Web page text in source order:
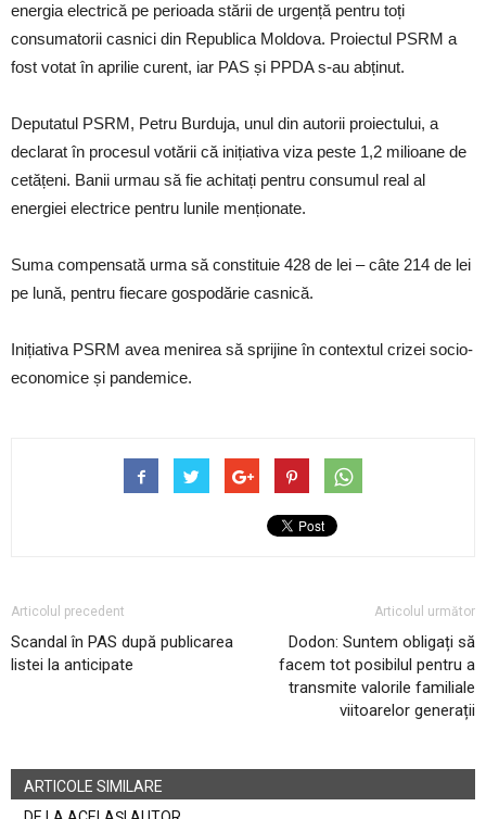
energia electrică pe perioada stării de urgență pentru toți
consumatorii casnici din Republica Moldova. Proiectul PSRM a
fost votat în aprilie curent, iar PAS și PPDA s-au abținut.
Deputatul PSRM, Petru Burduja, unul din autorii proiectului, a
declarat în procesul votării că inițiativa viza peste 1,2 milioane de
cetățeni. Banii urmau să fie achitați pentru consumul real al
energiei electrice pentru lunile menționate.
Suma compensată urma să constituie 428 de lei – câte 214 de lei
pe lună, pentru fiecare gospodărie casnică.
Inițiativa PSRM avea menirea să sprijine în contextul crizei socio-
economice și pandemice.
Articolul precedent
Scandal în PAS după publicarea
listei la anticipate
Articolul următor
Dodon: Suntem obligați să
facem tot posibilul pentru a
transmite valorile familiale
viitoarelor generații
ARTICOLE SIMILARE